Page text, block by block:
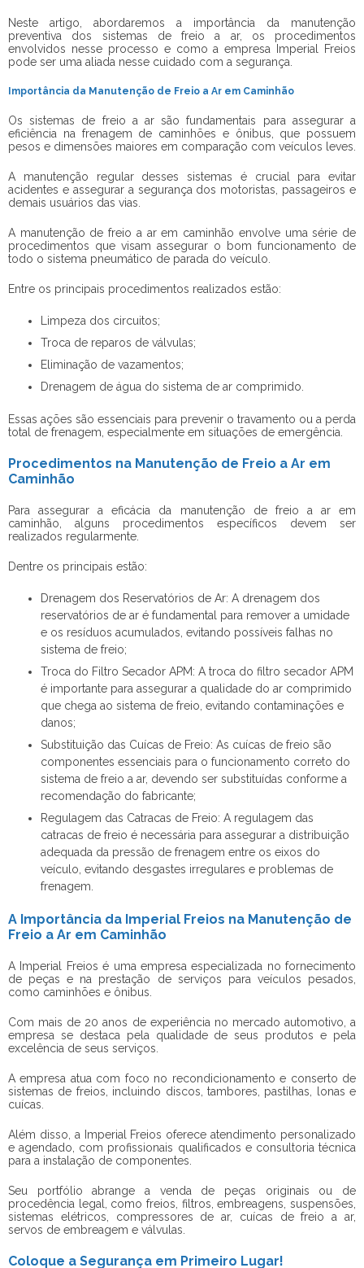
Neste artigo, abordaremos a importância da manutenção
preventiva dos sistemas de freio a ar, os procedimentos
envolvidos nesse processo e como a empresa Imperial Freios
pode ser uma aliada nesse cuidado com a segurança.
Importância da Manutenção de Freio a Ar em Caminhão
Os sistemas de freio a ar são fundamentais para assegurar a
eficiência na frenagem de caminhões e ônibus, que possuem
pesos e dimensões maiores em comparação com veículos leves.
A manutenção regular desses sistemas é crucial para evitar
acidentes e assegurar a segurança dos motoristas, passageiros e
demais usuários das vias.
A manutenção de freio a ar em caminhão envolve uma série de
procedimentos que visam assegurar o bom funcionamento de
todo o sistema pneumático de parada do veículo.
Entre os principais procedimentos realizados estão:
Limpeza dos circuitos;
Troca de reparos de válvulas;
Eliminação de vazamentos;
Drenagem de água do sistema de ar comprimido.
Essas ações são essenciais para prevenir o travamento ou a perda
total de frenagem, especialmente em situações de emergência.
Procedimentos na Manutenção de Freio a Ar em
Caminhão
Para assegurar a eficácia da manutenção de freio a ar em
caminhão, alguns procedimentos específicos devem ser
realizados regularmente.
Dentre os principais estão:
Drenagem dos Reservatórios de Ar: A drenagem dos
reservatórios de ar é fundamental para remover a umidade
e os resíduos acumulados, evitando possíveis falhas no
sistema de freio;
Troca do Filtro Secador APM: A troca do filtro secador APM
é importante para assegurar a qualidade do ar comprimido
que chega ao sistema de freio, evitando contaminações e
danos;
Substituição das Cuícas de Freio: As cuícas de freio são
componentes essenciais para o funcionamento correto do
sistema de freio a ar, devendo ser substituídas conforme a
recomendação do fabricante;
Regulagem das Catracas de Freio: A regulagem das
catracas de freio é necessária para assegurar a distribuição
adequada da pressão de frenagem entre os eixos do
veículo, evitando desgastes irregulares e problemas de
frenagem.
A Importância da Imperial Freios na Manutenção de
Freio a Ar em Caminhão
A Imperial Freios é uma empresa especializada no fornecimento
de peças e na prestação de serviços para veículos pesados,
como caminhões e ônibus.
Com mais de 20 anos de experiência no mercado automotivo, a
empresa se destaca pela qualidade de seus produtos e pela
excelência de seus serviços.
A empresa atua com foco no recondicionamento e conserto de
sistemas de freios, incluindo discos, tambores, pastilhas, lonas e
cuícas.
Além disso, a Imperial Freios oferece atendimento personalizado
e agendado, com profissionais qualificados e consultoria técnica
para a instalação de componentes.
Seu portfólio abrange a venda de peças originais ou de
procedência legal, como freios, filtros, embreagens, suspensões,
sistemas elétricos, compressores de ar, cuícas de freio a ar,
servos de embreagem e válvulas.
Coloque a Segurança em Primeiro Lugar!